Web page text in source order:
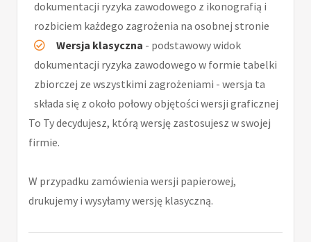
dokumentacji ryzyka zawodowego z ikonografią i
rozbiciem każdego zagrożenia na osobnej stronie
Wersja klasyczna - podstawowy widok
dokumentacji ryzyka zawodowego w formie tabelki
zbiorczej ze wszystkimi zagrożeniami - wersja ta
składa się z około połowy objętości wersji graficznej
To Ty decydujesz, którą wersję zastosujesz w swojej
firmie.
W przypadku zamówienia wersji papierowej,
drukujemy i wysyłamy wersję klasyczną.